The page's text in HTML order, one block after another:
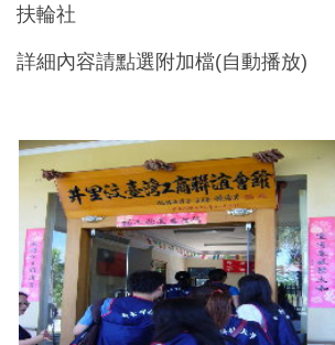
扶輪社
詳細內容請點選附加檔(自動播放)